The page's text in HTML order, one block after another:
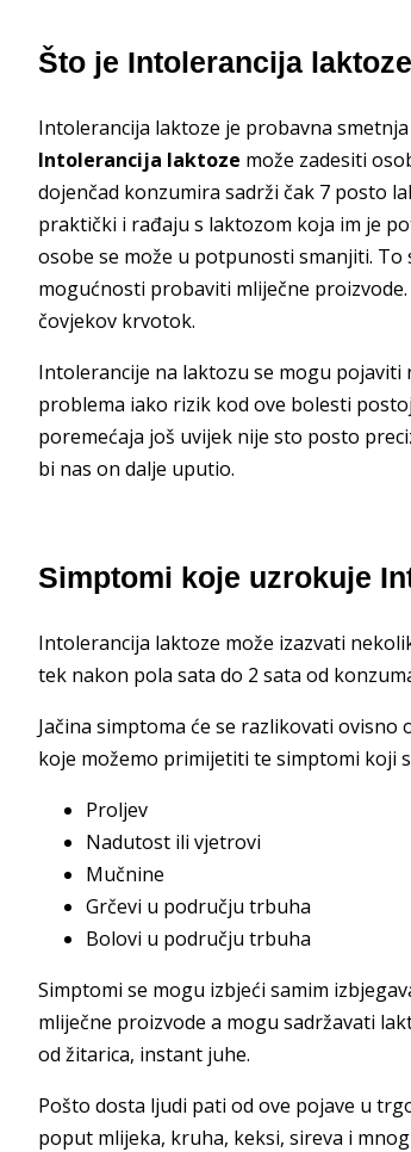
Što je Intolerancija
Intolerancija laktoze je probavna
Intolerancija laktoze može zadesiti
dojenčad konzumira sadrži čak 7 posto
praktički i rađaju s laktozom koja im je
osobe se može u potpunosti smanjiti.
mogućnosti probaviti mliječne
čovjekov krvotok.
Intolerancije na laktozu se mogu
problema iako rizik kod ove bolesti
poremećaja još uvijek nije sto posto
bi nas on dalje uputio.
Simptomi koje uzrokuje
Intolerancija laktoze može izazvati
tek nakon pola sata do 2 sata od
Jačina simptoma će se razlikovati
koje možemo primijetiti te simptomi koji
Proljev
Nadutost ili vjetrovi
Mučnine
Grčevi u području trbuha
Bolovi u području trbuha
Simptomi se mogu izbjeći samim
mliječne proizvode a mogu sadržavati
od žitarica, instant juhe.
Pošto dosta ljudi pati od ove pojave u
poput mlijeka, kruha, keksi, sireva i